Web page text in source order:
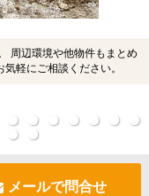
周辺環境や他物件もまとめ
軽にご相談ください。
メールで問合せ